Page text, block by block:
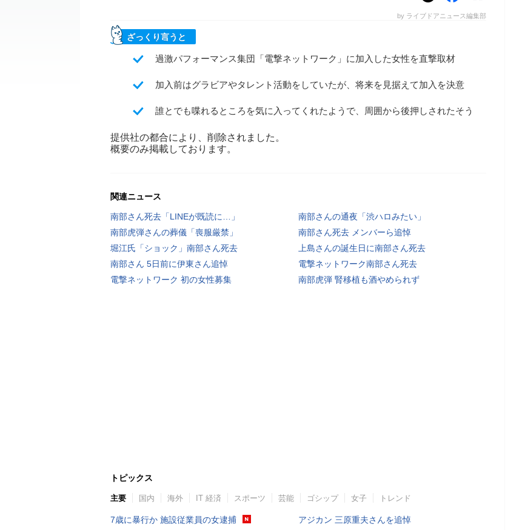
by ライブドアニュース編集部
ざっくり言うと
過激パフォーマンス集団「電撃ネットワーク」に加入した女性を直撃取材
加入前はグラビアやタレント活動をしていたが、将来を見据えて加入を決意
誰とでも喋れるところを気に入ってくれたようで、周囲から後押しされたそう
提供社の都合により、削除されました。
概要のみ掲載しております。
関連ニュース
南部さん死去「LINEが既読に…」
南部さんの通夜「渋ハロみたい」
南部虎弾さんの葬儀「喪服厳禁」
南部さん死去 メンバーら追悼
堀江氏「ショック」南部さん死去
上島さんの誕生日に南部さん死去
南部さん 5日前に伊東さん追悼
電撃ネットワーク南部さん死去
電撃ネットワーク 初の女性募集
南部虎弾 腎移植も酒やめられず
トピックス
主要 国内 海外 IT 経済 スポーツ 芸能 ゴシップ 女子 トレンド
7歳に暴行か 施設従業員の女逮捕
アジカン 三原重夫さんを追悼